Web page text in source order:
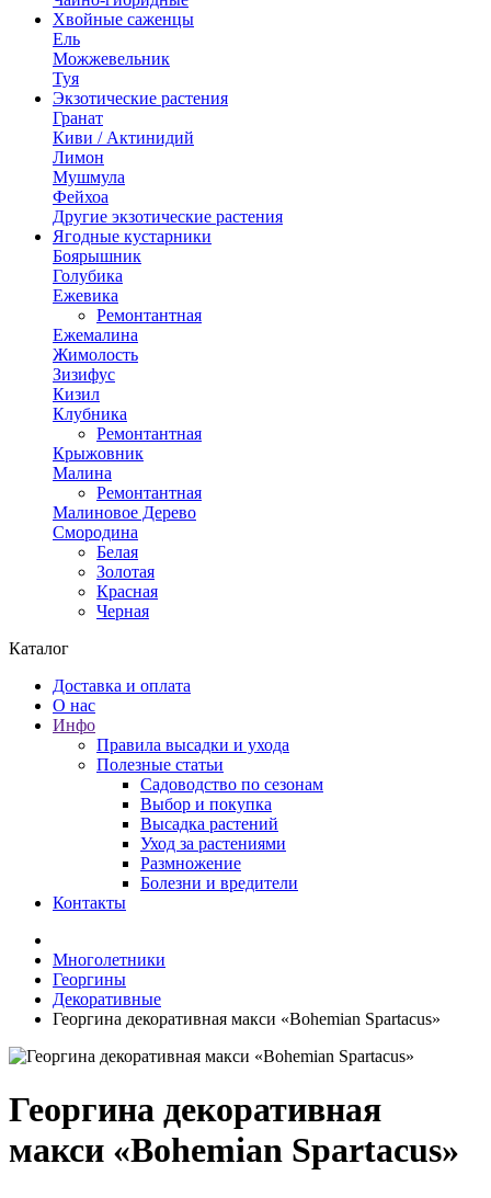
Хвойные саженцы
Ель
Можжевельник
Туя
Экзотические растения
Гранат
Киви / Актинидий
Лимон
Мушмула
Фейхоа
Другие экзотические растения
Ягодные кустарники
Боярышник
Голубика
Ежевика
Ремонтантная
Ежемалина
Жимолость
Зизифус
Кизил
Клубника
Ремонтантная
Крыжовник
Малина
Ремонтантная
Малиновое Дерево
Смородина
Белая
Золотая
Красная
Черная
Каталог
Доставка и оплата
О нас
Инфо
Правила высадки и ухода
Полезные статьи
Садоводство по сезонам
Выбор и покупка
Высадка растений
Уход за растениями
Размножение
Болезни и вредители
Контакты
Многолетники
Георгины
Декоративные
Георгина декоративная макси «Bohemian Spartacus»
Георгина декоративная
макси «Bohemian Spartacus»